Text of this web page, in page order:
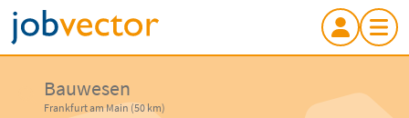
Bauwesen
Frankfurt am Main (50 km)